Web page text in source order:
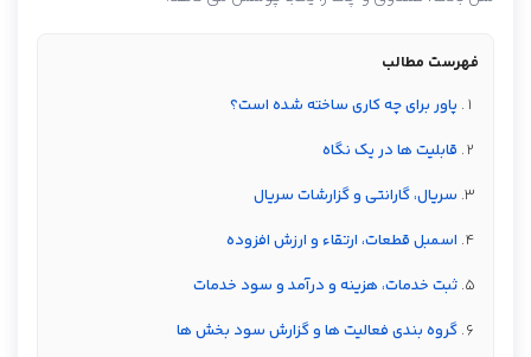
فهرست مطالب
پاور برای چه کاری ساخته شده است؟
قابلیت ها در یک نگاه
سریال، گارانتی و گزارشات سریال
اسمبل قطعات، ارتقاء و ارزش افزوده
ثبت خدمات، هزینه و درآمد و سود خدمات
گروه بندی فعالیت ها و گزارش سود بخش ها